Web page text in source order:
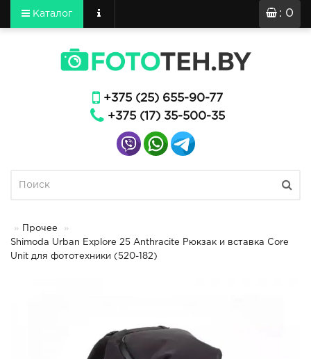
: 0
Каталог
+375 (25) 655-90-77
+375 (17) 35-500-35
Прочее
Shimoda Urban Explore 25 Anthracite Рюкзак и вставка Core
Unit для фототехники (520-182)